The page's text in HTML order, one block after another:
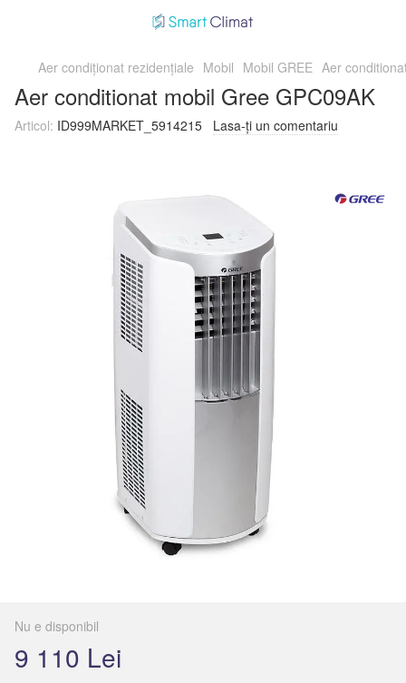
Aer condiționat rezidențiale Mobil Mobil GREE Aer
Aer conditionat mobil Gree GPC09AK
Articol: ID999MARKET_5914215 Lasa-ți un comentariu
Nu e disponibil
9 110 Lei